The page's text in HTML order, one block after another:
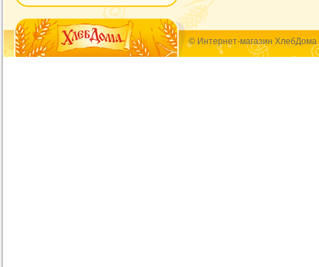
© Интернет-магазин ХлебДома